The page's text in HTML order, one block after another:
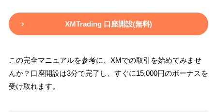
XMTrading 口座開設(無料)
この完全マニュアルを参考に、XMでの取引を始めてみませ
んか？口座開設は3分で完了し、すぐに15,000円のボーナスを
受け取れます。